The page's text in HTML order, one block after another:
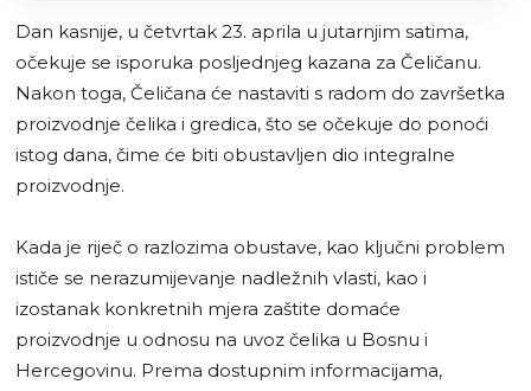
Dan kasnije, u četvrtak 23. aprila u jutarnjim satima,
očekuje se isporuka posljednjeg kazana za Čeličanu.
Nakon toga, Čeličana će nastaviti s radom do završetka
proizvodnje čelika i gredica, što se očekuje do ponoći
istog dana, čime će biti obustavljen dio integralne
proizvodnje.
Kada je riječ o razlozima obustave, kao ključni problem
ističe se nerazumijevanje nadležnih vlasti, kao i
izostanak konkretnih mjera zaštite domaće
proizvodnje u odnosu na uvoz čelika u Bosnu i
Hercegovinu. Prema dostupnim informacijama,